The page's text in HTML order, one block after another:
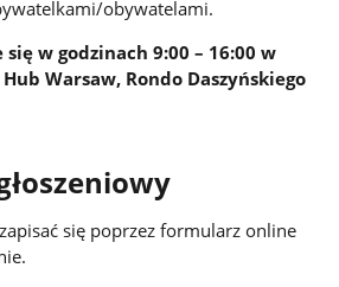
obywatelami.
w godzinach 9:00 – 16:00 w
Warsaw, Rondo Daszyńskiego
się poprzez formularz online